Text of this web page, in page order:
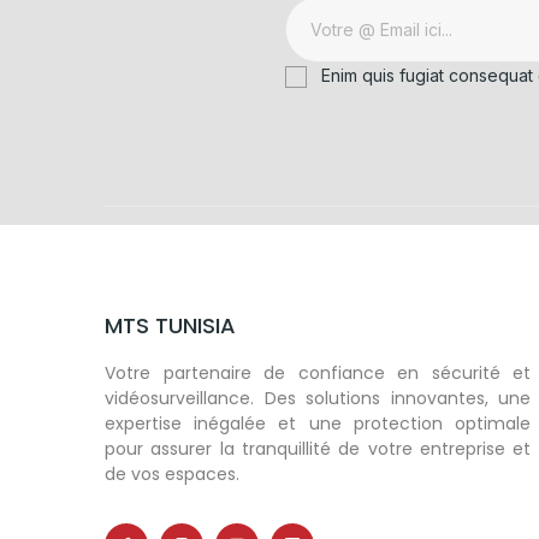
Enim quis fugiat
MTS TUNISIA
Votre partenaire de confiance en sécurité et
vidéosurveillance. Des solutions innovantes, une
expertise inégalée et une protection optimale
pour assurer la tranquillité de votre entreprise et
de vos espaces.